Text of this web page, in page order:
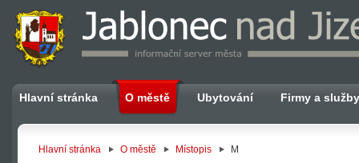
Hlavní stránka O městě Ubytování Firmy a služby
Hlavní stránka O městě Místopis M